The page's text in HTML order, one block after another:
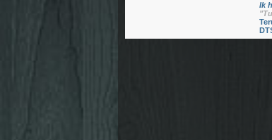
Ik